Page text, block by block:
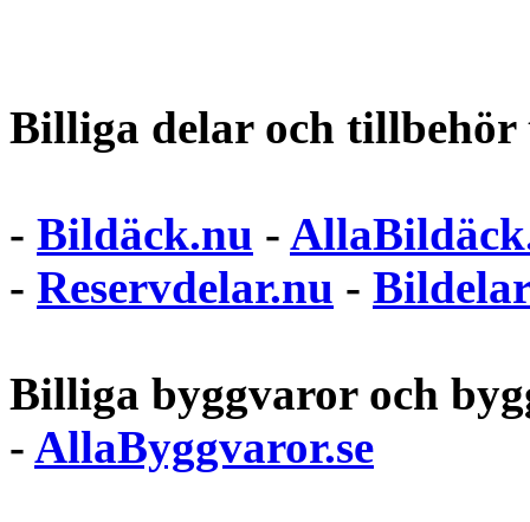
Billiga delar och
- Bildäck.nu -
- Reservdelar.nu - Bildelar
Billiga byggvaror och
- AllaByggvaror.se